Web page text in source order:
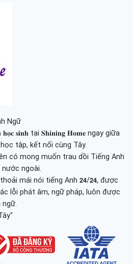
Ngữ
𝐬𝐢𝐧𝐡 tại 𝐒𝐡𝐢𝐧𝐢𝐧𝐠 𝐇𝐨𝐦𝐞 ngay giữa
tập, kết nối cùng Tây.
có mong muốn trau dồi Tiếng Anh
ngoài.
mái nói tiếng Anh 𝟮𝟰/𝟮𝟰, được
lỗi phát âm, ngữ pháp, luôn được